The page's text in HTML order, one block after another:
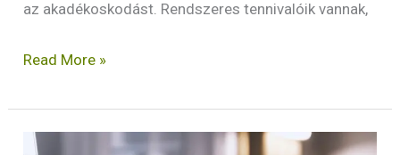
az akadékoskodást. Rendszeres tennivalóik vannak,
Read More »
Időgazdálkodás?